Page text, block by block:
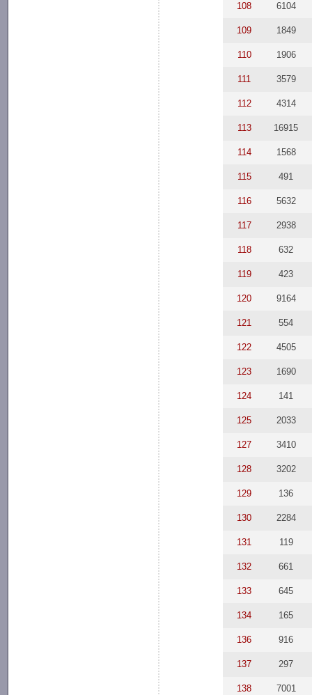
108 6104
109 1849
110 1906
111 3579
112 4314
113 16915
114 1568
115 491
116 5632
117 2938
118 632
119 423
120 9164
121 554
122 4505
123 1690
124 141
125 2033
127 3410
128 3202
129 136
130 2284
131 119
132 661
133 645
134 165
136 916
137 297
138 7001